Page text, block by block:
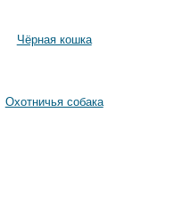
Чёрная кошка
Охотничья собака